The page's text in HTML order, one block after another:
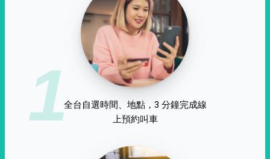
1全台自選時間、地點，3 分鐘完成線
上預約叫車